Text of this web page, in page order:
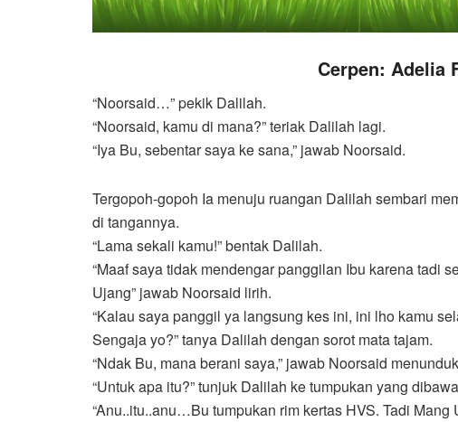
Cerpen: Adelia
“Noorsaid…” pekik Dalilah.
“Noorsaid, kamu di mana?” teriak Dalilah lagi.
“Iya Bu, sebentar saya ke sana,” jawab Noorsaid.
Tergopoh-gopoh Ia menuju ruangan Dalilah sembari
di tangannya.
“Lama sekali kamu!” bentak Dalilah.
“Maaf saya tidak mendengar panggilan Ibu karena tadi
Ujang” jawab Noorsaid lirih.
“Kalau saya panggil ya langsung kes ini, ini lho kamu
Sengaja yo?” tanya Dalilah dengan sorot mata tajam.
“Ndak Bu, mana berani saya,” jawab Noorsaid
“Untuk apa itu?” tunjuk Dalilah ke tumpukan yang
“Anu..itu..anu…Bu tumpukan rim kertas HVS. Tadi